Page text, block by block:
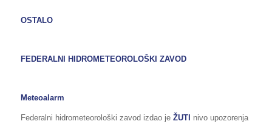
OSTALO
FEDERALNI HIDROMETEOROLOŠKI ZAVOD
Meteoalarm
Federalni hidrometeorološki zavod izdao je ŽUTI nivo upozorenja